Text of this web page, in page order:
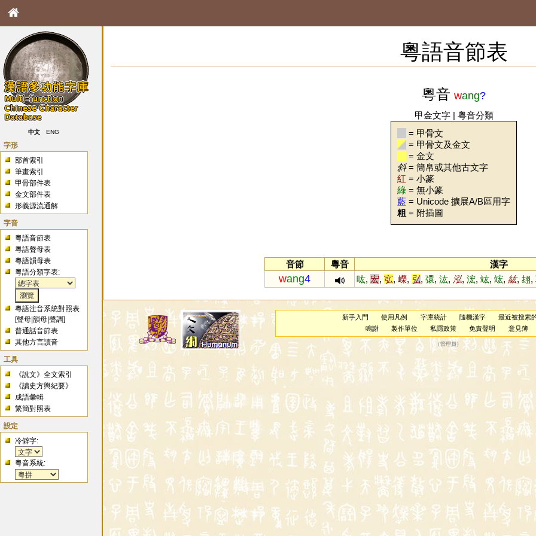
中文 ENG
字形
部首索引
筆畫索引
甲骨部件表
金文部件表
形義源流通解
字音
粵語音節表
粵語聲母表
粵語韻母表
粵語分類字表:
粵語注音系統對照表
[聲母 |韻母 |聲調]
普通話音節表
其他方言讀音
工具
《說文》全文索引
《讀史方輿紀要》
成語彙輯
繁簡對照表
設定
冷僻字:
粵音系統:
粵語音節表
粵音 wang?
甲金文字| 粵音分類
= 甲骨文
= 甲骨文及金文
= 金文
斜= 簡帛或其他古文字
紅 = 小篆
綠 = 無小篆
藍 = Unicode 擴展A/B區用字
粗 = 附插圖
音節 粵音 漢字
wang4 吰, 宏, 宖, 嶸, 弘, 彋, 汯, 泓, 浤, 竑, 竤, 紘, 翃,
新手入門 使用凡例 字庫統計 隨機漢字
最近被搜索
鳴謝
製作單位 私隱政策 免責聲明 意見簿
（管理員 ）